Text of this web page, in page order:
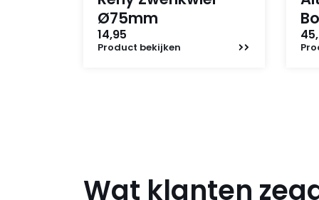
Ø75mm
14,95
Product bekijken
Wat klanten